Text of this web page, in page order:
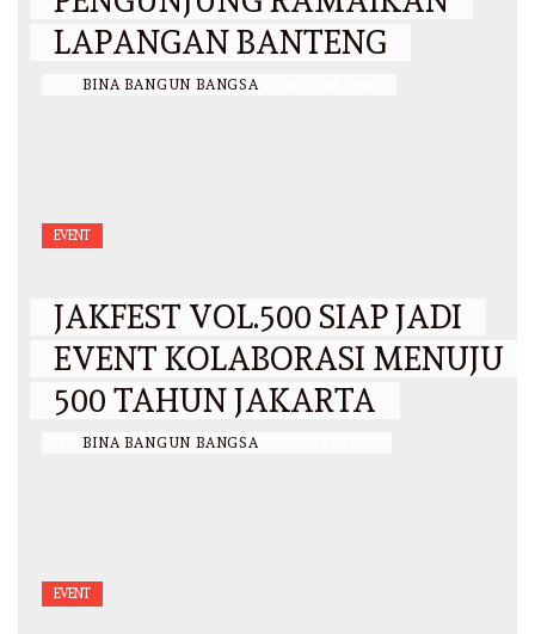
LAPANGAN BANTENG
BINA BANGUN BANGSA
EVENT
JAKFEST VOL.500 SIAP JADI
EVENT KOLABORASI MENUJU
500 TAHUN JAKARTA
BINA BANGUN BANGSA
EVENT